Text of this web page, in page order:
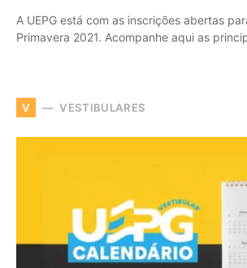
A UEPG está com as inscrições abertas
Primavera 2021. Acompanhe aqui as
V VESTIBULARES